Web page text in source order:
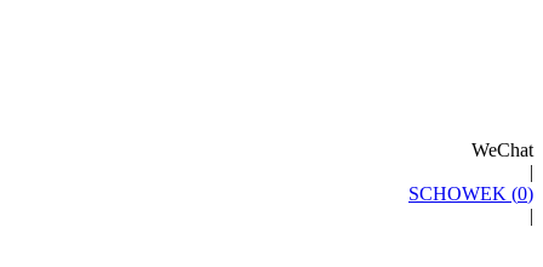
WeChat
|
SCHOWEK (0)
|